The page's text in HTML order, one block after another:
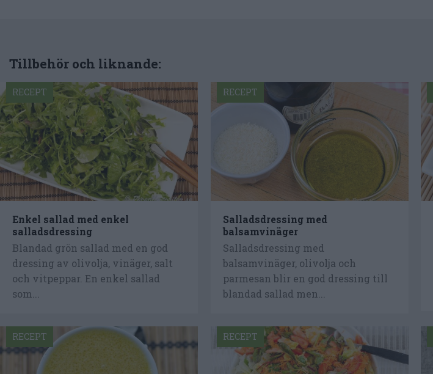
Tillbehör och liknande:
Enkel sallad med enkel
salladsdressing
Blandad grön sallad med en god
dressing av olivolja, vinäger, salt
och vitpeppar. En enkel sallad
som...
RECEPT
Salladsdressing med
balsamvinäger
Salladsdressing med
balsamvinäger, olivolja och
parmesan blir en god dressing till
blandad sallad men...
RECEPT
RECEPT RECEPT